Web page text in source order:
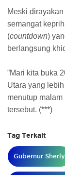
​Meski
semangat
(countdown)
berlangsung
​”Mari kita buka
Utara yang
menutup
tersebut. (***)
Tag Terkait
Gubernur Sherly